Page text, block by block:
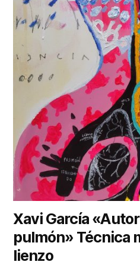
Xavi García
pulmón» Técnica
lienzo